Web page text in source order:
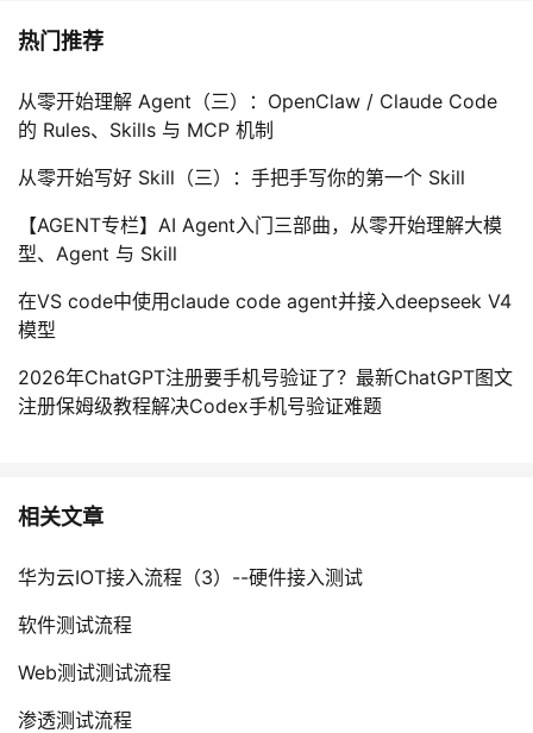
热门推荐
从零开始理解 Agent（三）：OpenClaw / Claude Code
的 Rules、Skills 与 MCP 机制
从零开始写好 Skill（三）：手把手写你的第一个 Skill
【AGENT专栏】AI Agent入门三部曲，从零开始理解大模
型、Agent 与 Skill
在VS code中使用claude code agent并接入deepseek V4
模型
2026年ChatGPT注册要手机号验证了？最新ChatGPT图文
注册保姆级教程解决Codex手机号验证难题
相关文章
华为云IOT接入流程（3）--硬件接入测试
软件测试流程
Web测试测试流程
渗透测试流程